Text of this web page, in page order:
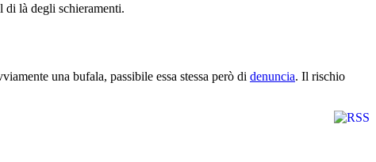
di là degli schieramenti.
una bufala, passibile essa stessa però di denuncia. Il rischio